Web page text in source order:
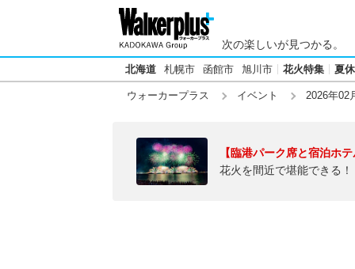
次の楽しいが見つかる。
北海道 札幌市 函館市 旭川市 花火特集 夏
ウォーカープラス イベント 2026年02
【臨港パーク席と宿泊ホ
花火を間近で堪能できる